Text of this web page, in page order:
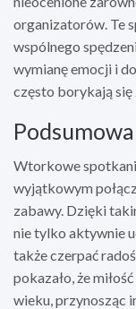
organizatorów. Te
wspólnego
wymianę emocji i
często borykają się
Wtorkowe
wyjątkowym
zabawy. Dzięki
nie tylko aktywnie
także czerpać
pokazało, że
wieku, przynosząc